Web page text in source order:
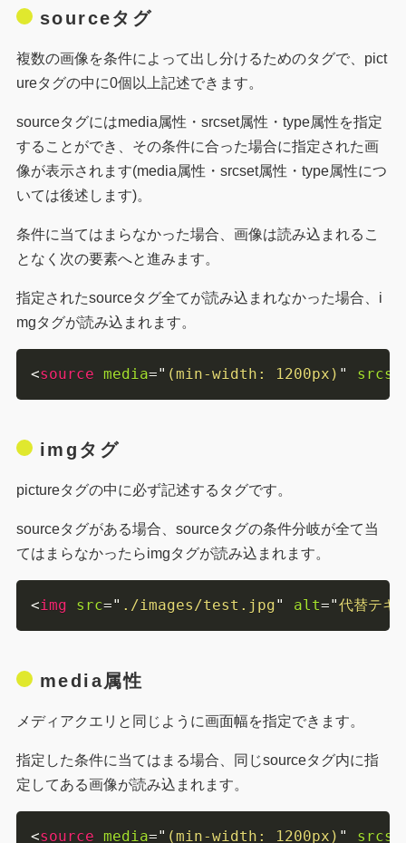
sourceタグ
複数の画像を条件によって出し分けるためのタグで、pict
ureタグの中に0個以上記述できます。
sourceタグにはmedia属性・srcset属性・type属性を指定
することができ、その条件に合った場合に指定された画
像が表示されます(media属性・srcset属性・type属性につ
いては後述します)。
条件に当てはまらなかった場合、画像は読み込まれるこ
となく次の要素へと進みます。
指定されたsourceタグ全てが読み込まれなかった場合、i
mgタグが読み込まれます。
<source media=" (min-width: 1200px) "
imgタグ
pictureタグの中に必ず記述するタグです。
sourceタグがある場合、sourceタグの条件分岐が全て当
てはまらなかったらimgタグが読み込まれます。
<img src=" ./images/test.jpg" alt="代替テキ
media属性
メディアクエリと同じように画面幅を指定できます。
指定した条件に当てはまる場合、同じsourceタグ内に指
定してある画像が読み込まれます。
<source media=" (min-width: 1200px) "